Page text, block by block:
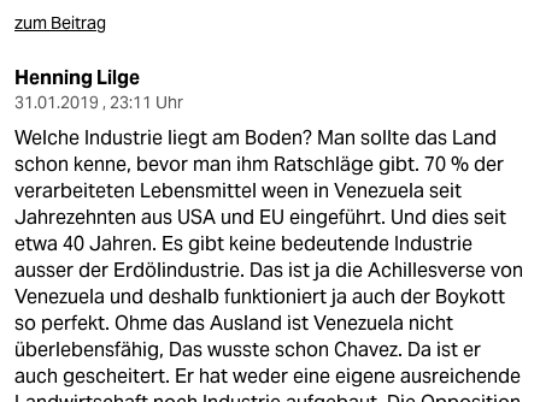
zum Beitrag
Henning Lilge
31.01.2019 , 23:11 Uhr
Welche Industrie liegt am Boden? Man sollte das Land
schon kenne, bevor man ihm Ratschläge gibt. 70 % der
verarbeiteten Lebensmittel ween in Venezuela seit
Jahrezehnten aus USA und EU eingeführt. Und dies seit
etwa 40 Jahren. Es gibt keine bedeutende Industrie
ausser der Erdölindustrie. Das ist ja die Achillesverse von
Venezuela und deshalb funktioniert ja auch der Boykott
so perfekt. Ohme das Ausland ist Venezuela nicht
überlebensfähig, Das wusste schon Chavez. Da ist er
auch gescheitert. Er hat weder eine eigene ausreichende